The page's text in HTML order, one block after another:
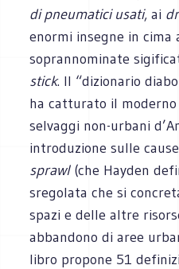
di pneumatici usati, ai
enormi insegne in cima
soprannominate
stick. Il “dizionario
ha catturato il
selvaggi non-urbani
introduzione sulle
sprawl(che Hayden
sregolata che si
spazi e delle altre
abbandono di aree
libro propone 51